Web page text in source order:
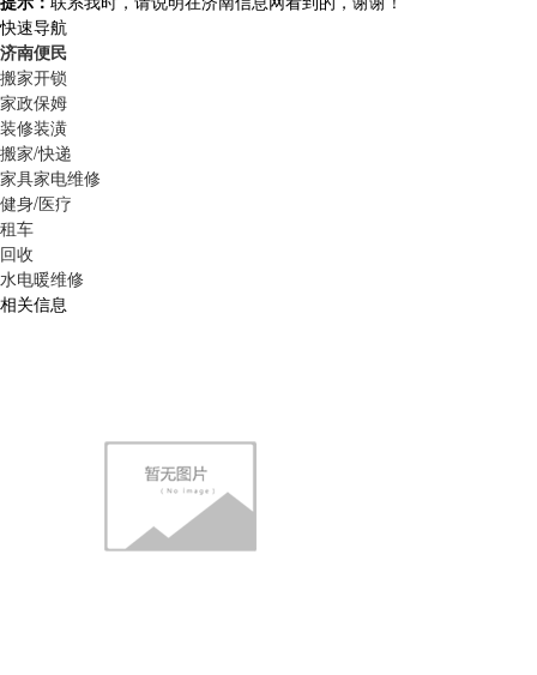
快速导航
济南便民
搬家开锁
家政保姆
装修装潢
搬家/快递
家具家电维修
健身/医疗
租车
回收
水电暖维修
相关信息